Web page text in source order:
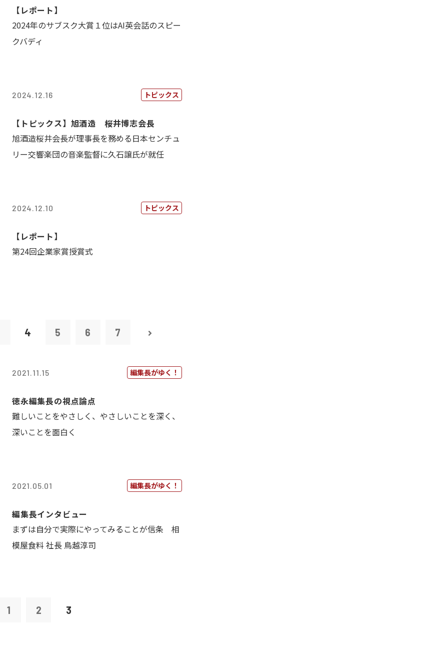
【レポート】
2024年のサブスク大賞１位はAI英会話のスピー
クバディ
2024.12.16 トピックス
【トピックス】旭酒造 桜井博志会長
旭酒造桜井会長が理事長を務める日本センチュ
リー交響楽団の音楽監督に久石譲氏が就任
2024.12.10 トピックス
【レポート】
第24回企業家賞授賞式
4 5 6 7
2021.11.15 編集長がゆく！
徳永編集長の視点論点
難しいことをやさしく、やさしいことを深く、
深いことを面白く
2021.05.01 編集長がゆく！
編集長インタビュー
まずは自分で実際にやってみることが信条 相
模屋食料 社長 鳥越淳司
1 2 3